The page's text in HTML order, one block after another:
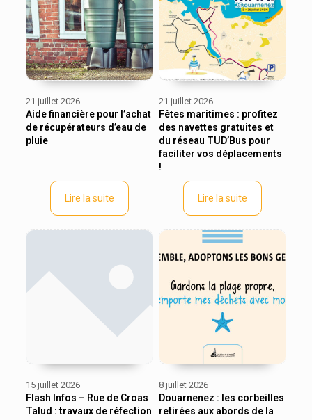
21 juillet 2026
Aide financière pour l’achat
de récupérateurs d’eau de
pluie
Lire la suite
21 juillet 2026
Fêtes maritimes : profitez
des navettes gratuites et
du réseau TUD’Bus pour
faciliter vos déplacements
!
Lire la suite
15 juillet 2026
Flash Infos – Rue de Croas
Talud : travaux de réfection
8 juillet 2026
Douarnenez : les corbeilles
retirées aux abords de la